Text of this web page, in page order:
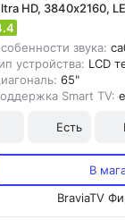
HD, 3840х2160,
звука:
устройства: LCD
65"
Smart TV:
Есть
В
BraviaTV